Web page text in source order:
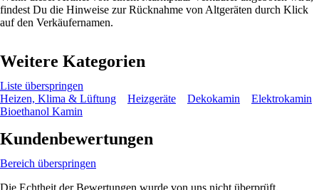
findest Du die Hinweise zur Rücknahme von Altgeräten durch Klick
auf den Verkäufernamen.
Weitere Kategorien
Liste überspringen
Heizen, Klima & Lüftung
Heizgeräte Dekokamin
Elektrokamin
Bioethanol Kamin
Kundenbewertungen
Bereich überspringen
Die Echtheit der Bewertungen wurde von uns nicht überprüft.